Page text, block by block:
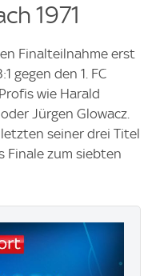
1971
Finalteilnahme erst
gegen den 1. FC
wie Harald
Jürgen Glowacz.
seiner drei Titel
Finale zum siebten